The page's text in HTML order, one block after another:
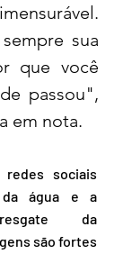
sua
que você
passou",
em nota.
sociais
da água e a
da
são fortes